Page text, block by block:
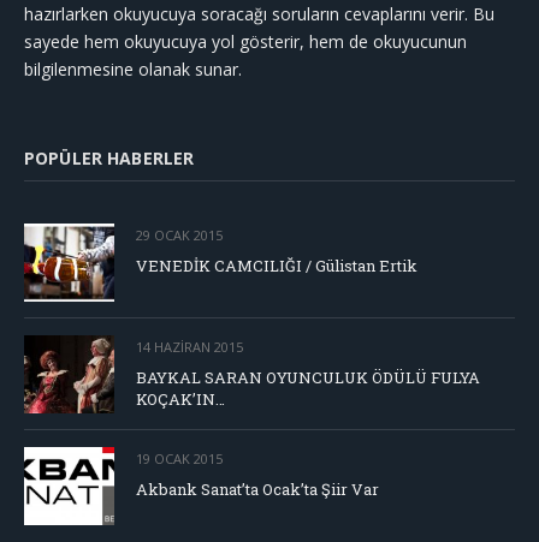
hazırlarken okuyucuya soracağı soruların cevaplarını verir. Bu
sayede hem okuyucuya yol gösterir, hem de okuyucunun
bilgilenmesine olanak sunar.
POPÜLER HABERLER
29 OCAK 2015
VENEDİK CAMCILIĞI / Gülistan Ertik
14 HAZIRAN 2015
BAYKAL SARAN OYUNCULUK ÖDÜLÜ FULYA
KOÇAK’IN…
19 OCAK 2015
Akbank Sanat’ta Ocak’ta Şiir Var